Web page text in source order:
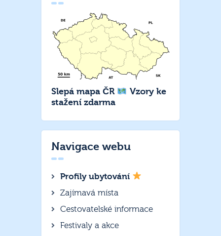
Slepá mapa ČR
Vzory ke
stažení zdarma
Navigace webu
Profily ubytování
Zajímavá místa
Cestovatelské informace
Festivaly a akce